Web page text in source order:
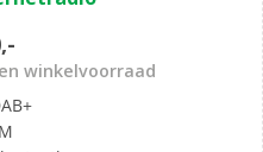
winkelvoorraad